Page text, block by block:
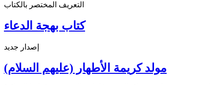
التعريف المختصر بالكتاب
كتاب بهجة الدعاء
إصدار جديد
مولد كريمة الأطهار (عليهم السلام)